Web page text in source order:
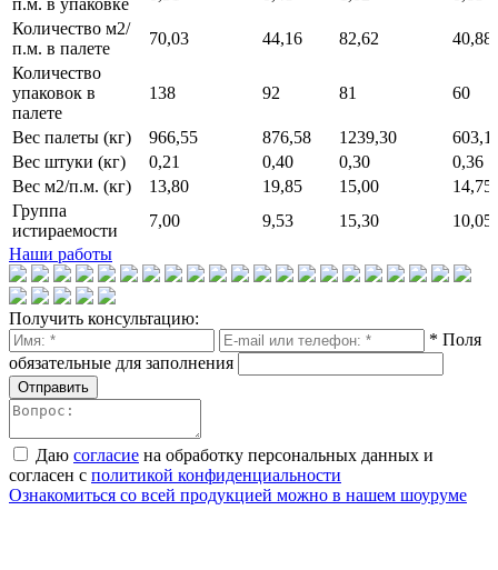
п.м. в упаковке
Количество м2/
п.м. в палете
70,03 44,16 82,62
40,88
Количество
упаковок в
палете
138 92 81 60
Вес палеты (кг) 966,55 876,58 1239,30
Вес штуки (кг)
0,21 0,40 0,30
0,36
Вес м2/п.м. (кг)
13,80 19,85 15,00
14,75
Группа
истираемости
7,00 9,53 15,30
10,05
Наши работы
Получить консультацию:
* Поля
обязательные для заполнения
Отправить
Даю согласие на обработку персональных данных и
согласен с политикой конфиденциальности
Ознакомиться со всей продукцией можно в нашем шоуруме